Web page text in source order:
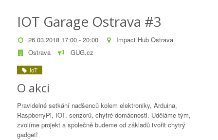
IOT Garage Ostrava #3
26.03.2018 17:00 - 20:00
Impact Hub Ostrava
Ostrava
GUG.cz
IoT
O akci
Pravidelné setkání nadšenců kolem elektroniky, Arduina,
RaspberryPi, IOT, senzorů, chytré domácnosti. Uděláme tým,
zvolíme projekt a společně budeme od základů tvořit chytrý
gadget!